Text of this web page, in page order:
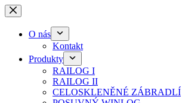
Skip
to
contentO nás
Kontakt
Produkty
RAILOG I
RAILOG II
CELOSKLENĚNÉ ZÁBRADLÍ